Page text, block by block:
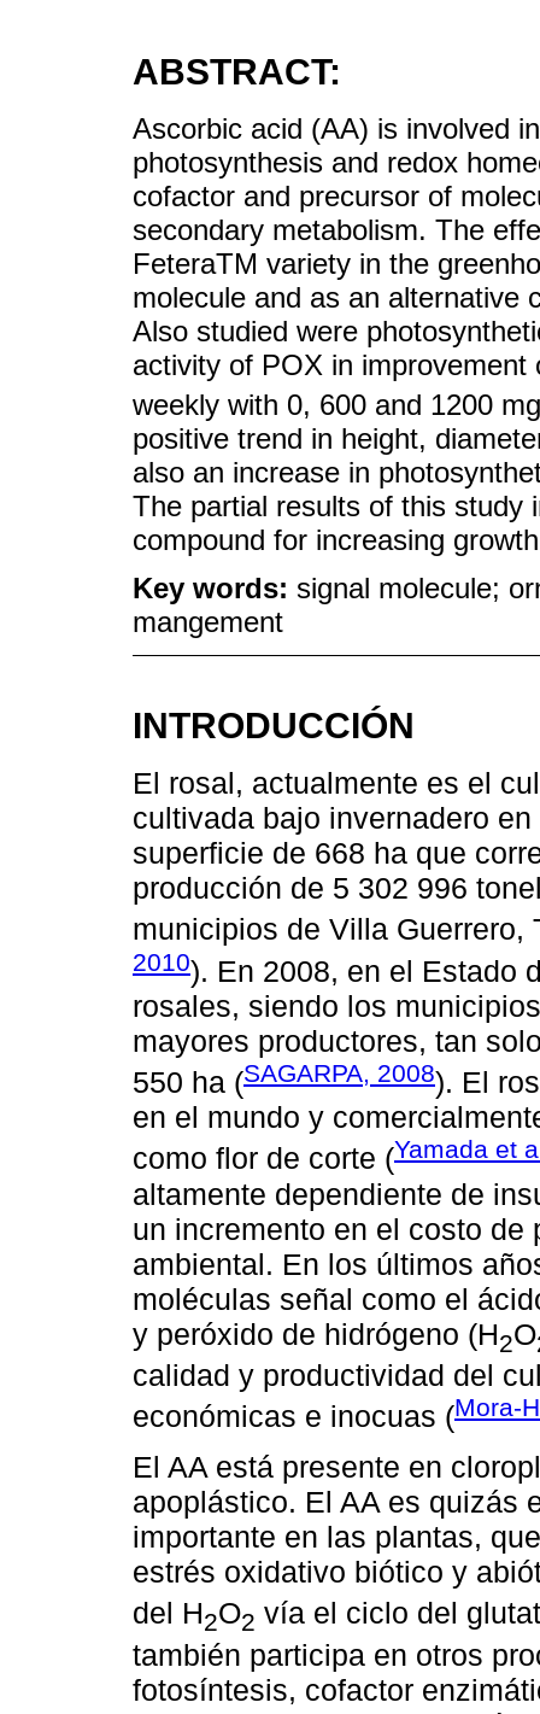
ABSTRACT:
Ascorbic acid (AA) is involved
photosynthesis and redox
cofactor and precursor of
secondary metabolism. The
FeteraTM variety in the
molecule and as an alternative
Also studied were
activity of POX in
weekly with 0, 600 and 1200
positive trend in height,
also an increase in
The partial results of this study
compound for increasing
Key words: signal molecule;
mangement
INTRODUCCIÓN
El rosal, actualmente es el
cultivada bajo invernadero
superficie de 668 ha que
producción de 5 302 996
municipios de Villa Guerrero,
2010). En 2008, en el Estado
rosales, siendo los
mayores productores, tan
550 ha (SAGARPA, 2008). El
en el mundo y
como flor de corte (Yamada et
altamente dependiente de
un incremento en el costo
ambiental. En los últimos
moléculas señal como el
y peróxido de hidrógeno (H2O
calidad y productividad del
económicas e inocuas (Mora-
El AA está presente en
apoplástico. El AA es quizás
importante en las plantas,
estrés oxidativo biótico y
del H2O2 vía el ciclo del
también participa en otros
fotosíntesis, cofactor